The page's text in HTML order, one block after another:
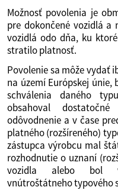
Možnosť povolenia je
pre dokončené vozidlá a
vozidlá odo dňa, ku
stratilo platnosť.
Povolenie sa môže vydať
na území Európskej
schválenia daného
obsahoval
odôvodnenie a v čase
platného (rozšíreného)
zástupca výrobcu mal
rozhodnutie o uznaní
vozidla alebo bol
vnútroštátneho typového